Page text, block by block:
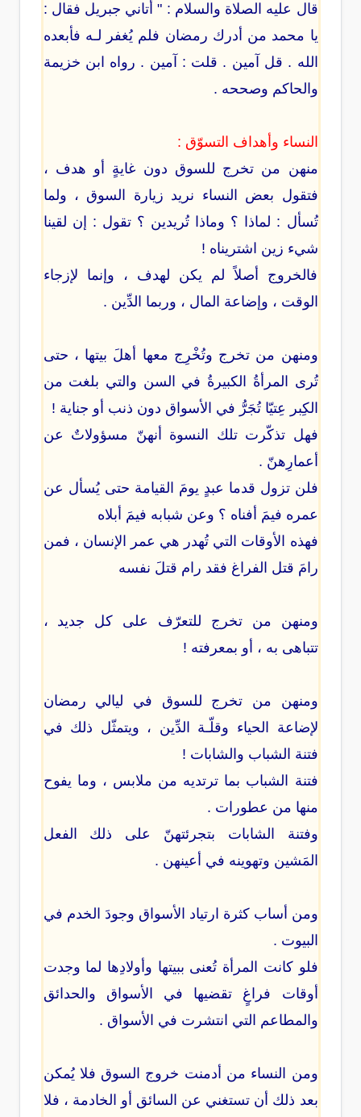
قال عليه الصلاة والسلام : " أتاني جبريل فقال :
يا محمد من أدرك رمضان فلم يُغفر لـه فأبعده
الله . قل آمين . قلت : آمين . رواه ابن خزيمة
والحاكم وصححه .
النساء وأهداف التسوّق :
منهن من تخرج للسوق دون غايةٍ أو هدف ،
فتقول بعض النساء نريد زيارة السوق ، ولما
تُسأل : لماذا ؟ وماذا تُريدين ؟ تقول : إن لقينا
شيء زين اشتريناه !
فالخروج أصلاً لم يكن لهدف ، وإنما لإزجاء
الوقت ، وإضاعة المال ، وربما الدِّين .
ومنهن من تخرج وتُخْرِج معها أهلَ بيتها ، حتى
تُرى المرأةُ الكبيرةُ في السن والتي بلغت من
الكِبر عِتيّا تُجَرُّ في الأسواق دون ذنب أو جناية !
فهل تذكّرت تلك النسوة أنهنّ مسؤولاتٌ عن
أعمارِهنّ .
فلن تزول قدما عبدٍ يومَ القيامة حتى يُسأل عن
عمره فيمَ أفناه ؟ وعن شبابه فيمَ أبلاه
فهذه الأوقات التي تُهدر هي عمر الإنسان ، فمن
رامَ قتل الفراغ فقد رام قتلَ نفسه
ومنهن من تخرج للتعرّف على كل جديد ،
تتباهى به ، أو بمعرفته !
ومنهن من تخرج للسوق في ليالي رمضان
لإضاعة الحياء وقلّـة الدِّين ، ويتمثّل ذلك في
فتنة الشباب والشابات !
فتنة الشباب بما ترتديه من ملابس ، وما يفوح
منها من عطورات .
وفتنة الشابات بتجرئتهنّ على ذلك الفعل
المَشين وتهوينه في أعينهن .
ومن أساب كثرة ارتياد الأسواق وجودَ الخدم في
البيوت .
فلو كانت المرأة تُعنى ببيتها وأولادِها لما وجدت
أوقات فراغٍ تقضيها في الأسواق والحدائق
والمطاعم التي انتشرت في الأسواق .
ومن النساء من أدمنت خروج السوق فلا يُمكن
بعد ذلك أن تستغني عن السائق أو الخادمة ، فلا